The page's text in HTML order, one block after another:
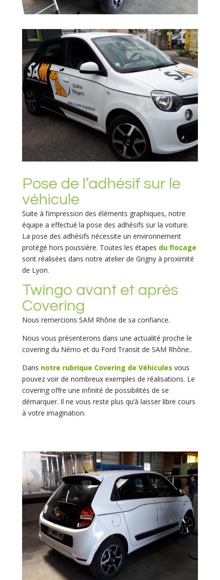
Pose de l’adhésif sur le
véhicule
Suite à l’impression des éléments graphiques, notre
équipe a effectué la pose des adhésifs sur la voiture.
La pose des adhésifs nécessite un environnement
protégé hors poussière. Toutes les étapes du flocage
sont réalisées dans notre atelier de Grigny à proximité
de Lyon.
Twingo avant et après
Covering
Nous remercions SAM Rhône de sa confiance.
Nous vous présenterons dans une actualité proche le
covering du Némo et du Ford Transit de SAM Rhône..
Dans notre rubrique Covering de Véhicules vous
pouvez voir de nombreux exemples de réalisations. Le
covering offre une infinité de possibilités de se
démarquer. Il ne vous reste plus qu’à laisser libre cours
à votre imagination.